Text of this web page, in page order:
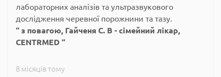
лабораторних аналізів та ультразвукового
дослідження черевної порожнини та тазу.
з повагою, Гайченя С. В - сімейний лікар,
CENTRMED
8 місяців тому